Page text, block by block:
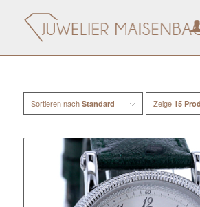
Sortieren nach Standard Zeige 15